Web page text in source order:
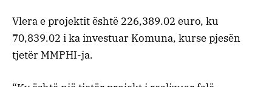
Vlera e projektit është 226,389.02 euro, ku
70,839.02 i ka investuar Komuna, kurse pjesën
tjetër MMPHI-ja.